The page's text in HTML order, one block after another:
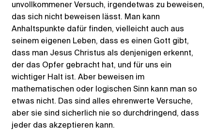
unvollkommener Versuch, irgendetwas zu beweisen,
das sich nicht beweisen lässt. Man kann
Anhaltspunkte dafür finden, vielleicht auch aus
seinem eigenen Leben, dass es einen Gott gibt,
dass man Jesus Christus als denjenigen erkennt,
der das Opfer gebracht hat, und für uns ein
wichtiger Halt ist. Aber beweisen im
mathematischen oder logischen Sinn kann man so
etwas nicht. Das sind alles ehrenwerte Versuche,
aber sie sind sicherlich nie so durchdringend, dass
jeder das akzeptieren kann.